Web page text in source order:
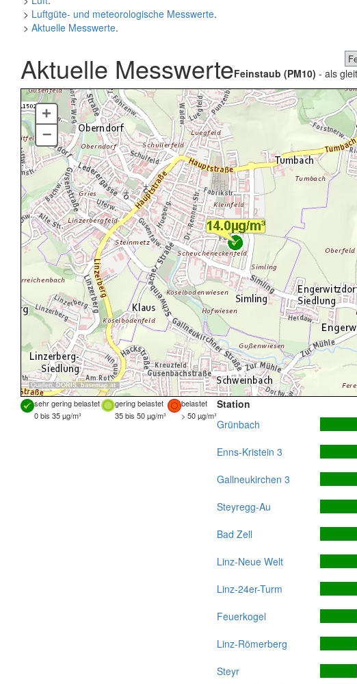
> Luftgüte- und meteorologische Messwerte.
> Aktuelle Messwerte.
Aktuelle MesswerteFeinstaub (PM10) - als
Quellen: DORIS, basemap.at
+
–
sehr gering belastet gering belastet
belastet
0 bis 35 µg/m³
35 bis 50 µg/m³ > 50 µg/m³
Station
Grünbach
Enns-Kristein 3
Gallneukirchen 3
Steyregg-Au
Bad Zell
Linz-Neue Welt
Linz-24er-Turm
Feuerkogel
Linz-Römerberg
Steyr